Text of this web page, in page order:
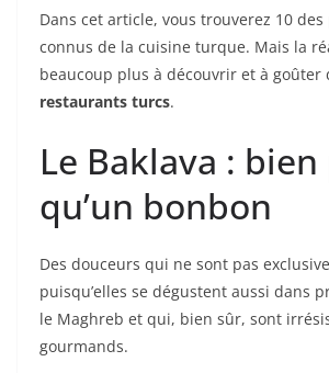
Dans cet article, vous trouverez 10
connus de la cuisine turque. Mais la
beaucoup plus à découvrir et à goûter
restaurants turcs.
Le Baklava :
qu’un bonbon
Des douceurs qui ne sont pas
puisqu’elles se dégustent aussi dans
le Maghreb et qui, bien sûr, sont
gourmands.